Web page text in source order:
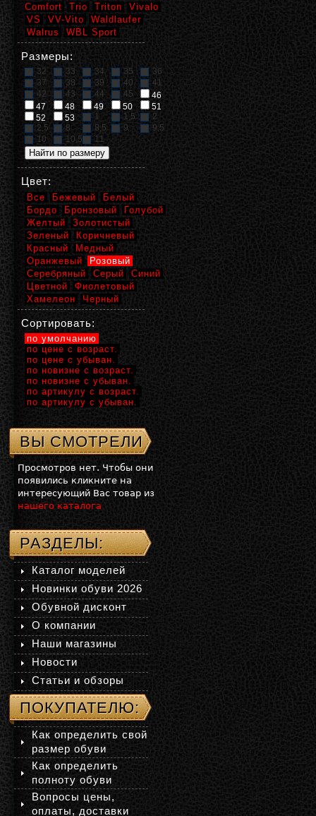
Comfort
Trio Triton
Vivalo
VS
VV-Vito
Waldlaufer
Walrus
WBL Sport
Размеры:
32 33 34 35
36
37
38 39 40
41
42
43 44 45
46
47
48 49 50
51
52
53 1 1,5
2
2,5
8 8,5 9
9,5
10
10,5 11
Цвет:
Все Бежевый
Белый
Бордо
Бронзовый
Голубой
Желтый
Золотистый
Зеленый
Коричневый
Красный
Медный
Оранжевый
Розовый
Серебряный
Серый
Синий
Цветной
Фиолетовый
Хамелеон
Черный
Сортировать:
по умолчанию
по цене с возраст.
по цене с убыван.
по новизне с возраст.
по новизне с убыван.
по артикулу с возраст.
по артикулу с убыван.
ВЫ СМОТРЕЛИ
Просмотров нет. Чтобы они
появились кликните на
интересующий Вас товар из
нашего каталога
РАЗДЕЛЫ:
Каталог моделей
Новинки обуви 2026
Обувной дисконт
О компании
Наши магазины
Новости
Статьи и обзоры
ПОКУПАТЕЛЮ:
Как определить свой
размер обуви
Как определить
полноту обуви
Вопросы цены,
оплаты, доставки